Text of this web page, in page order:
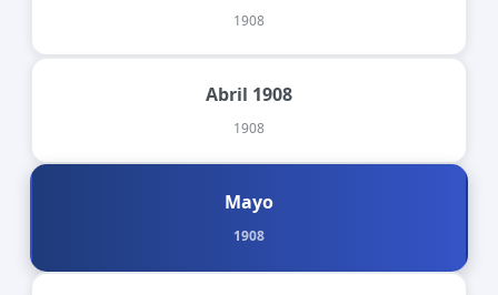
1908
Abril 1908
1908
Mayo
1908